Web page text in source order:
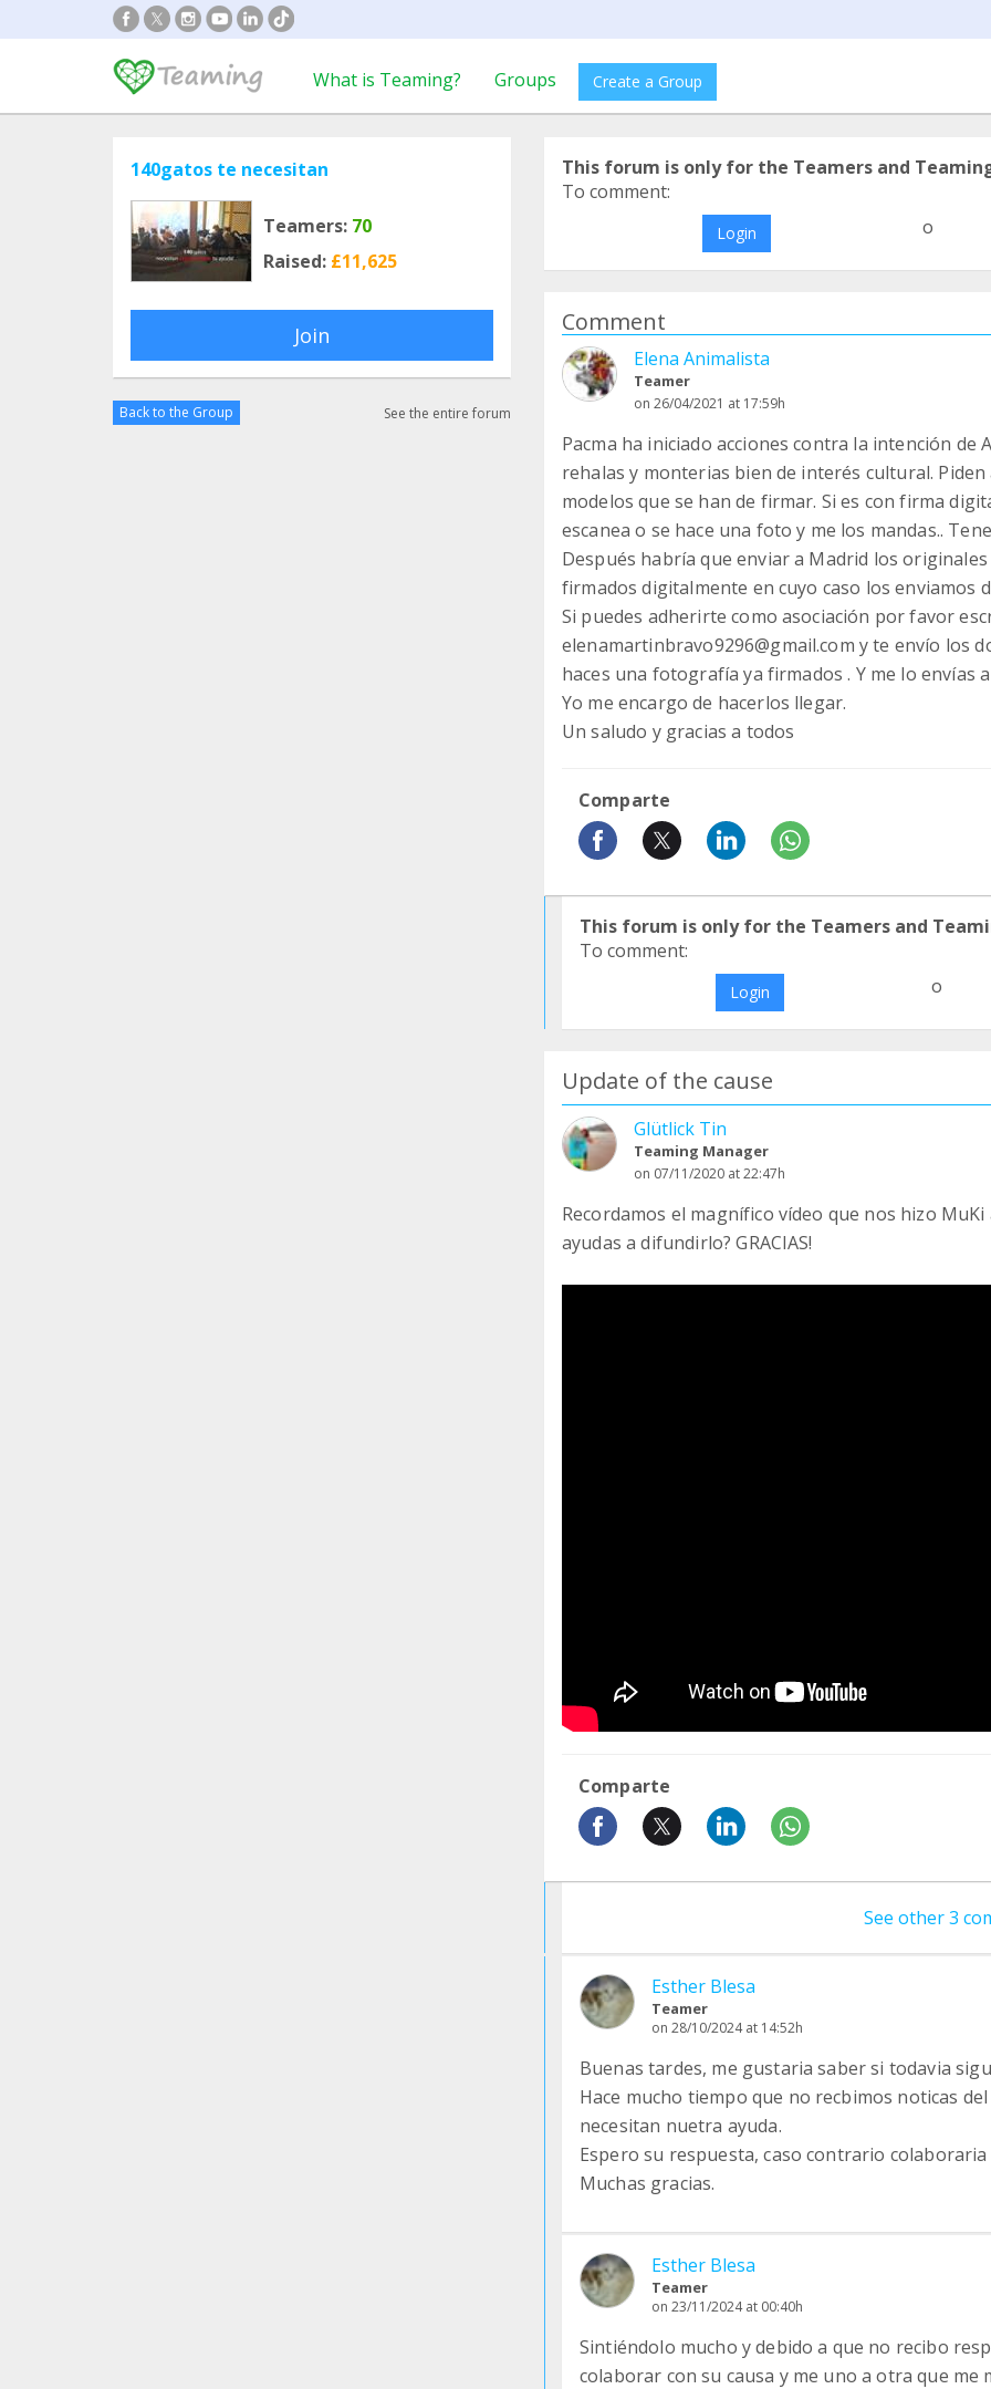
What is Teaming? Groups Create a Group
140gatos te necesitan
Teamers: 70
Raised: £11,625
Join
Back to the Group See the entire forum
This forum is only for the Teamers and
To comment:
Login o
Comment
Elena Animalista
Teamer
on 26/04/2021 at 17:59h
Pacma ha iniciado acciones contra la intención de
rehalas y monterias bien de interés cultural.
modelos que se han de firmar. Si es con firma
escanea o se hace una foto y me los mandas..
Después habría que enviar a Madrid los
firmados digitalmente en cuyo caso los enviamos
Si puedes adherirte como asociación por favor
elenamartinbravo9296@gmail.com y te envío los
haces una fotografía ya firmados . Y me lo envías
Yo me encargo de hacerlos llegar.
Un saludo y gracias a todos
Comparte
This forum is only for the Teamers and
To comment:
Login o
Update of the cause
Glütlick Tin
Teaming Manager
on 07/11/2020 at 22:47h
Recordamos el magnífico vídeo que nos hizo
ayudas a difundirlo? GRACIAS!
Comparte
See other 3
Esther Blesa
Teamer
on 28/10/2024 at 14:52h
Buenas tardes, me gustaria saber si todavia
Hace mucho tiempo que no recbimos noticas
necesitan nuetra ayuda.
Espero su respuesta, caso contrario
Muchas gracias.
Esther Blesa
Teamer
on 23/11/2024 at 00:40h
Sintiéndolo mucho y debido a que no recibo
colaborar con su causa y me uno a otra que